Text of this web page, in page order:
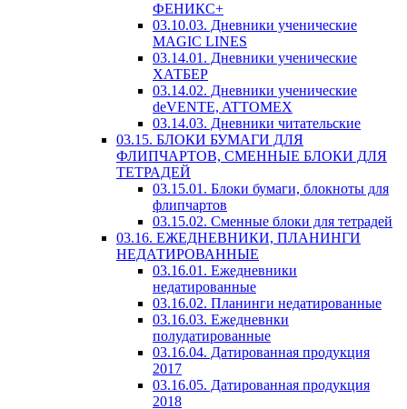
ФЕНИКС+
03.10.03. Дневники ученические
MAGIC LINES
03.14.01. Дневники ученические
ХАТБЕР
03.14.02. Дневники ученические
deVENTE, ATTOMEX
03.14.03. Дневники читательские
03.15. БЛОКИ БУМАГИ ДЛЯ
ФЛИПЧАРТОВ, СМЕННЫЕ БЛОКИ ДЛЯ
ТЕТРАДЕЙ
03.15.01. Блоки бумаги, блокноты для
флипчартов
03.15.02. Сменные блоки для тетрадей
03.16. ЕЖЕДНЕВНИКИ, ПЛАНИНГИ
НЕДАТИРОВАННЫЕ
03.16.01. Ежедневники
недатированные
03.16.02. Планинги недатированные
03.16.03. Ежедневнки
полудатированные
03.16.04. Датированная продукция
2017
03.16.05. Датированная продукция
2018